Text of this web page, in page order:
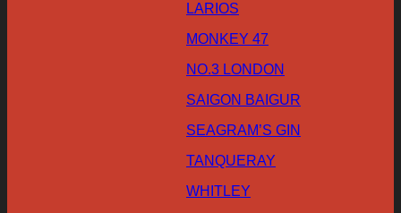
LARIOS
MONKEY 47
NO.3 LONDON
SAIGON BAIGUR
SEAGRAM’S GIN
TANQUERAY
WHITLEY